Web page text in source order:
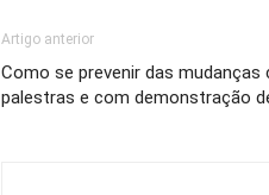
Artigo anterior
Como se prevenir das
palestras e com demonstração